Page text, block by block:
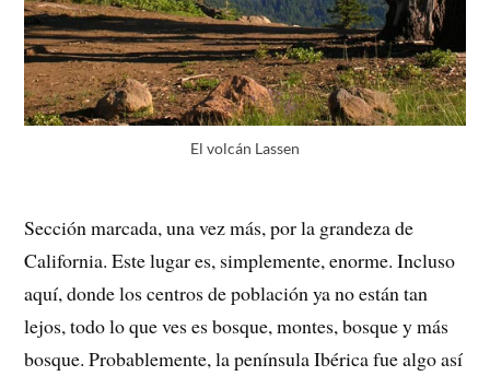
El volcán Lassen
Sección marcada, una vez más, por la grandeza de
California. Este lugar es, simplemente, enorme. Incluso
aquí, donde los centros de población ya no están tan
lejos, todo lo que ves es bosque, montes, bosque y más
bosque. Probablemente, la península Ibérica fue algo así